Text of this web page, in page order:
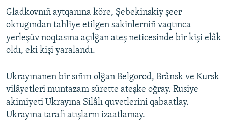
Gladkovnıñ aytqanına köre, Şebekinskiy şeer
okrugından tahliye etilgen sakinlerniñ vaqtınca
yerleşüv noqtasına açılğan ateş neticesinde bir kişi elâk
oldı, eki kişi yaralandı.
Ukrayınanen bir sıñırı olğan Belgorod, Brânsk ve Kursk
vilâyetleri muntazam sürette ateşke oğray. Rusiye
akimiyeti Ukrayına Silâlı quvetlerini qabaatlay.
Ukrayına tarafı atışlarnı izaatlamay.